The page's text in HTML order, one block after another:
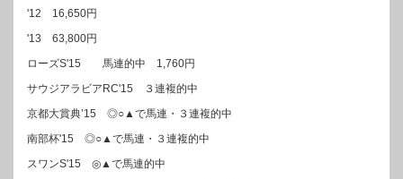
'12 16,650円
'13 63,800円
ローズS'15 馬連的中 1,760円
サウジアラビアRC'15 ３連複的中
京都大賞典’15 ◎○▲で馬連・３連複的中
南部杯'15 ◎○▲で馬連・３連複的中
スワンS'15 ◎▲で馬連的中